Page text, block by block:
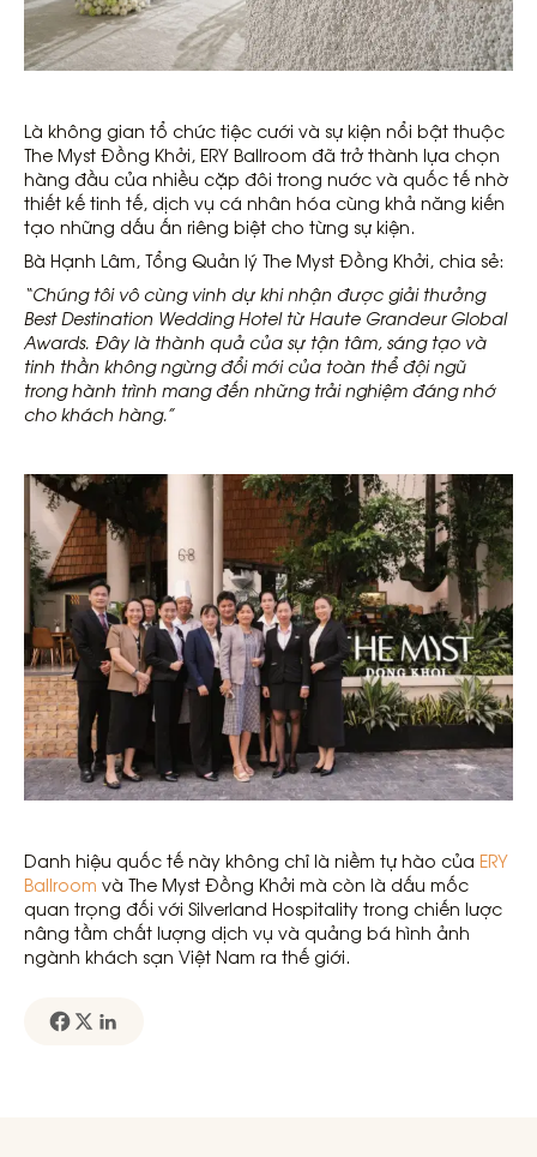
Là không gian tổ chức tiệc cưới và sự kiện nổi bật thuộc
The Myst Đồng Khởi, ERY Ballroom đã trở thành lựa chọn
hàng đầu của nhiều cặp đôi trong nước và quốc tế nhờ
thiết kế tinh tế, dịch vụ cá nhân hóa cùng khả năng kiến
tạo những dấu ấn riêng biệt cho từng sự kiện.
Bà Hạnh Lâm, Tổng Quản lý The Myst Đồng Khởi, chia sẻ:
“Chúng tôi vô cùng vinh dự khi nhận được giải thưởng
Best Destination Wedding Hotel từ Haute Grandeur Global
Awards. Đây là thành quả của sự tận tâm, sáng tạo và
tinh thần không ngừng đổi mới của toàn thể đội ngũ
trong hành trình mang đến những trải nghiệm đáng nhớ
cho khách hàng.”
Danh hiệu quốc tế này không chỉ là niềm tự hào của ERY
Ballroom và The Myst Đồng Khởi mà còn là dấu mốc
quan trọng đối với Silverland Hospitality trong chiến lược
nâng tầm chất lượng dịch vụ và quảng bá hình ảnh
ngành khách sạn Việt Nam ra thế giới.